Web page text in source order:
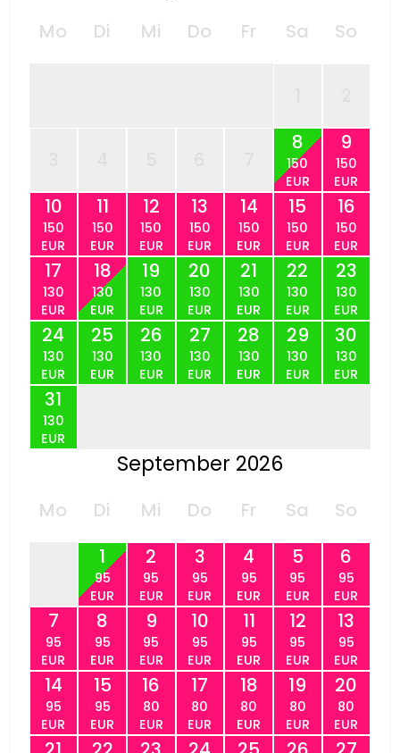
Mo Di Mi Do Fr Sa So
8
150
EUR
9
150
EUR
10
150
EUR
11
150
EUR
12
150
EUR
13
150
EUR
14
150
EUR
15
150
EUR
16
150
EUR
17
130
EUR
18
130
EUR
19
130
EUR
20
130
EUR
21
130
EUR
22
130
EUR
23
130
EUR
24
130
EUR
25
130
EUR
26
130
EUR
27
130
EUR
28
130
EUR
29
130
EUR
30
130
EUR
31
130
EUR
September 2026
Mo Di Mi Do Fr Sa
So
1
95
EUR
2
95
EUR
3
95
EUR
4
95
EUR
5
95
EUR
6
95
EUR
7
95
EUR
8
95
EUR
9
95
EUR
10
95
EUR
11
95
EUR
12
95
EUR
13
95
EUR
14
95
EUR
15
95
EUR
16
80
EUR
17
80
EUR
18
80
EUR
19
80
EUR
20
80
EUR